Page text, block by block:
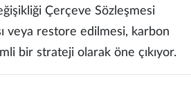
Çerçeve Sözleşmesi
veya restore edilmesi, karbon
bir strateji olarak öne çıkıyor.